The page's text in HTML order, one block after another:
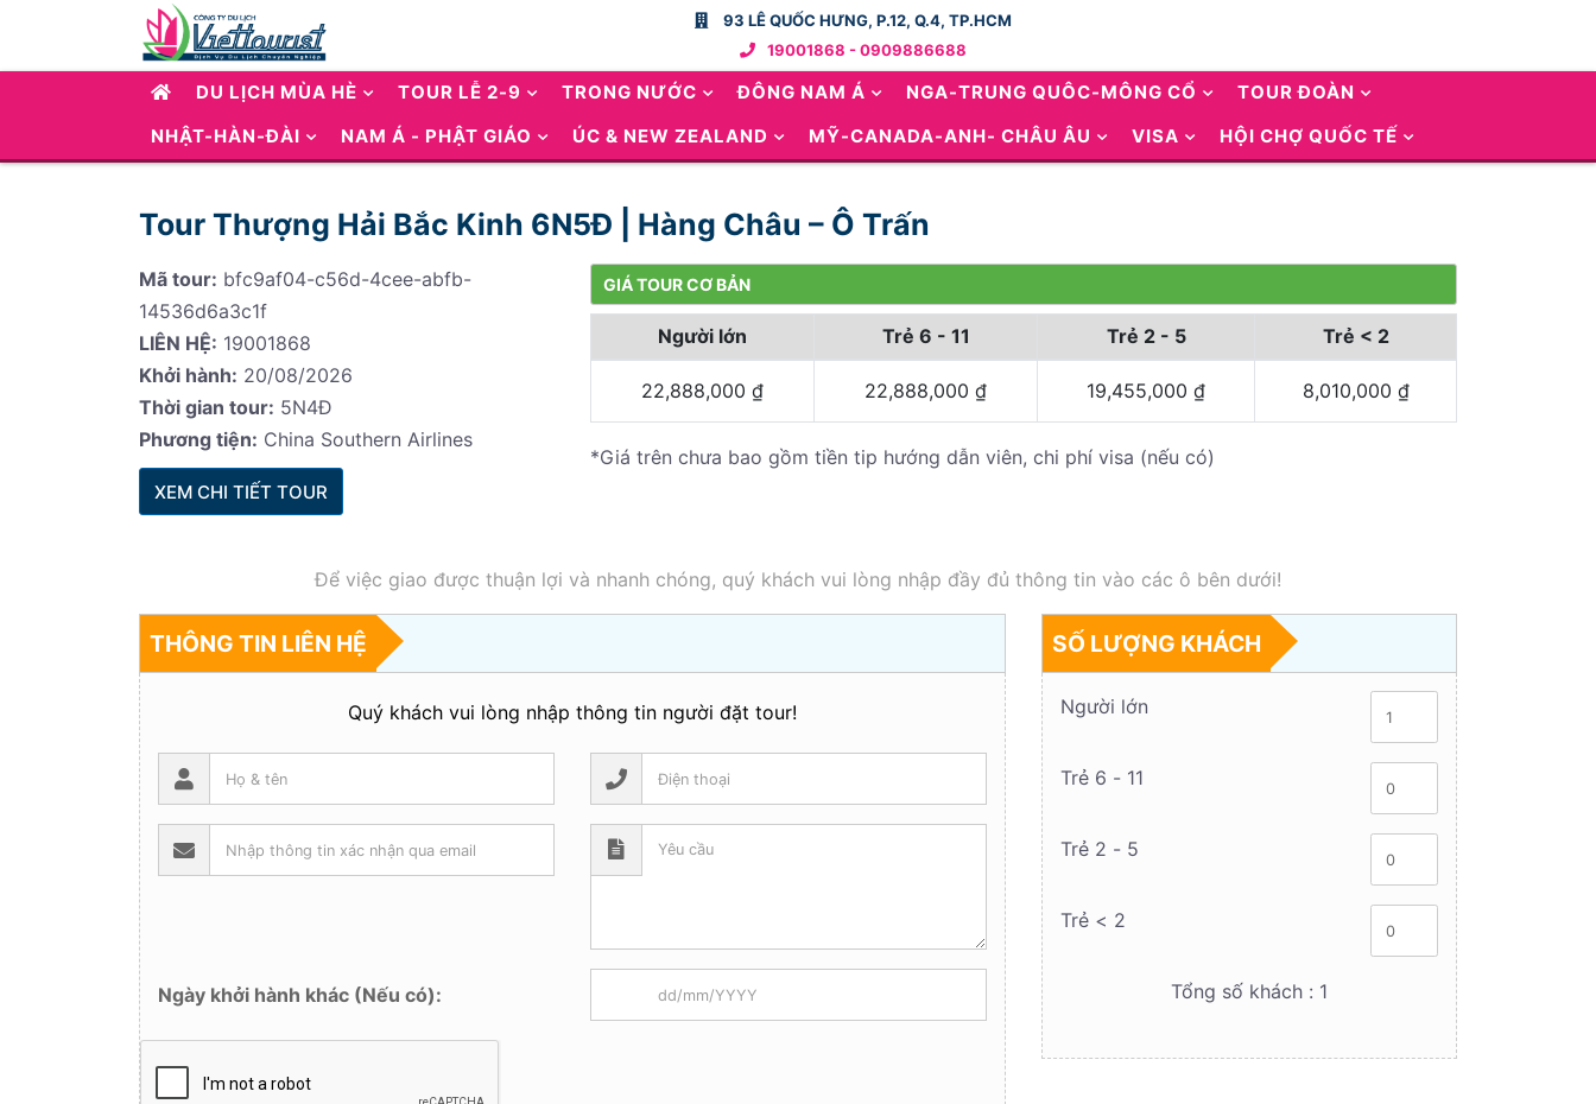
93 LÊ QUỐC HƯNG, P.12, Q.4, TP.HCM
19001868 - 0909886688
DU LỊCH MÙA HÈ TOUR LỄ 2-9 TRONG NƯỚC ĐÔNG NAM Á NGA-TRUNG QUÔC-MÔNG CỔ
TOUR ĐOÀN
NHẬT-HÀN-ĐÀI
NAM Á - PHẬT GIÁO ÚC & NEW ZEALAND MỸ-CANADA-ANH- CHÂU ÂU VISA HỘI CHỢ QUỐC TẾ
Tour Thượng Hải Bắc Kinh 6N5Đ | Hàng Châu – Ô Trấn
Mã tour: bfc9af04-c56d-4cee-abfb-
14536d6a3c1f
LIÊN HỆ: 19001868
Khởi hành: 20/08/2026
Thời gian tour: 5N4Đ
Phương tiện: China Southern Airlines
XEM CHI TIẾT TOUR
GIÁ TOUR CƠ BẢN
Người lớn Trẻ 6 - 11 Trẻ 2 - 5 Trẻ < 2
22,888,000 ₫ 22,888,000 ₫ 19,455,000 ₫ 8,010,000 ₫
*Giá trên chưa bao gồm tiền tip hướng dẫn viên, chi phí visa (nếu có)
Để việc giao được thuận lợi và nhanh chóng, quý khách vui lòng nhập đầy đủ thông tin vào các ô bên dưới!
THÔNG TIN LIÊN HỆ
Quý khách vui lòng nhập thông tin người đặt tour!
Ngày khởi hành khác (Nếu có):
SỐ LƯỢNG KHÁCH
Người lớn
Trẻ 6 - 11
Trẻ 2 - 5
Trẻ < 2
Tổng số khách : 1